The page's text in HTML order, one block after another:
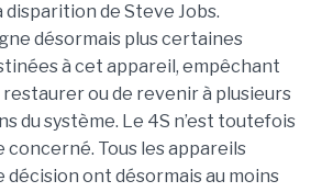
disparition de Steve Jobs.
désormais plus certaines
à cet appareil, empêchant
restaurer ou de revenir à plusieurs
du système. Le 4S n’est toutefois
concerné. Tous les appareils
ont désormais au moins